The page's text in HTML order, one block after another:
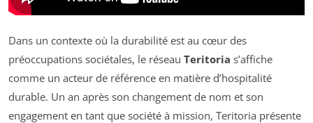
Dans un contexte où la durabilité est au cœur des
préoccupations sociétales, le réseau Teritoria s’affiche
comme un acteur de référence en matière d’hospitalité
durable. Un an après son changement de nom et son
engagement en tant que société à mission, Teritoria présente